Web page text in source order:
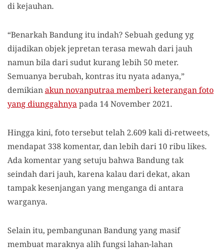
di kejauhan.
“Benarkah Bandung itu indah? Sebuah gedung yg
dijadikan objek jepretan terasa mewah dari jauh
namun bila dari sudut kurang lebih 50 meter.
Semuanya berubah, kontras itu nyata adanya,”
demikianakun novanputraa memberi keterangan foto
yang diunggahnyapada 14 November 2021.
Hingga kini, foto tersebut telah 2.609 kali di-retweets,
mendapat 338 komentar, dan lebih dari 10 ribu likes.
Ada komentar yang setuju bahwa Bandung tak
seindah dari jauh, karena kalau dari dekat, akan
tampak kesenjangan yang menganga di antara
warganya.
Selain itu, pembangunan Bandung yang masif
membuat maraknya alih fungsi lahan-lahan